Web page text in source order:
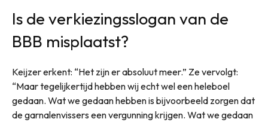
Is de verkiezingsslogan van de
BBB misplaatst?
Keijzer erkent: “Het zijn er absoluut meer.” Ze vervolgt:
“Maar tegelijkertijd hebben wij echt wel een heleboel
gedaan. Wat we gedaan hebben is bijvoorbeeld zorgen dat
de garnalenvissers een vergunning krijgen. Wat we gedaan